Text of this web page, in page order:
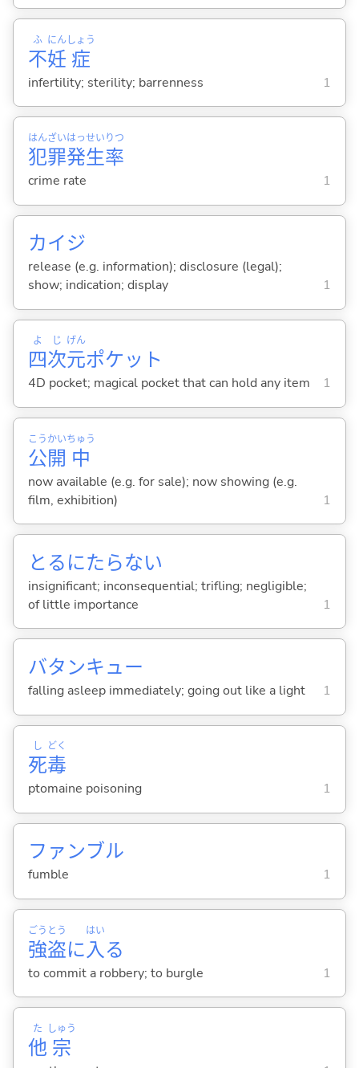
不
ふ
妊
にん
症
しょう
infertility; sterility; barrenness 1
犯
はん
罪
ざい
発
はっ
生
せい
率
りつ
crime rate 1
カイジ
release (e.g. information); disclosure (legal);
show; indication; display
1
四
よ
次
じ
元
げん
ポケット
4D pocket; magical pocket that can hold any item 1
公
こう
開
かい
中
ちゅう
now available (e.g. for sale); now showing (e.g.
film, exhibition)
1
とるにたらない
insignificant; inconsequential; trifling; negligible;
of little importance
1
バタンキュー
falling asleep immediately; going out like a light 1
死
し
毒
どく
ptomaine poisoning 1
ファンブル
fumble 1
強
ごう
盗
とう
に入
はい
る
to commit a robbery; to burgle 1
他
た
宗
しゅう